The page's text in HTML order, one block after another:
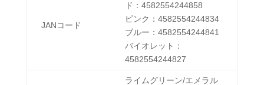
JANコード
ド：4582554244858
ピンク：4582554244834
ブルー：4582554244841
バイオレット：
4582554244827
ライムグリーン/エメラル